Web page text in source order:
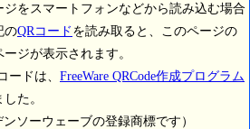
ジをスマートフォンなどから読み込む場合
のQRコード を読み取ると、このページの
ージが表示されます。
ードは、 FreeWare QRCode作成プログラム
た。
ソーウェーブの登録商標です）